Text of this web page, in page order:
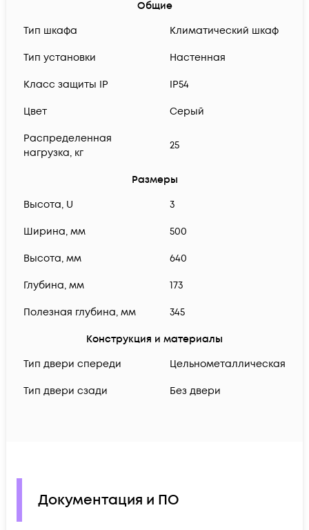
Общие
Тип шкафа
Климатический шкаф
Тип установки Настенная
Класс защиты IP IP54
Цвет Серый
Распределенная
нагрузка, кг
25
Размеры
Высота, U
3
Ширина, мм 500
Высота, мм 640
Глубина, мм 173
Полезная глубина, мм 345
Конструкция и материалы
Тип двери спереди
Цельнометаллическая
Тип двери сзади Без двери
Документация и ПО